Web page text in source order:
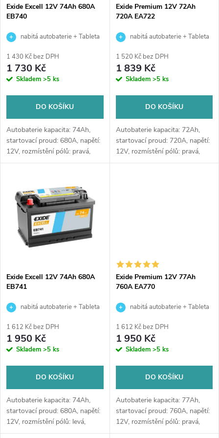
p
r
o
d
u
k
t
ů
p
r
o
d
u
k
ů
Exide Excell 12V 74Ah 680A
EB740
nabitá autobaterie + Tableta
výkup staré baterie při doručení
nebo v prodejně Jinočany
1 430 Kč bez DPH
1 730 Kč
Skladem >5 ks
DO KOŠÍKU
Autobaterie kapacita: 74Ah,
startovací proud: 680A, napětí:
12V, rozmístění pólů: pravá,
rozměry: 278 x 175 x 190,
na...
Exide Premium 12V 72Ah
720A EA722
nabitá autobaterie + Tableta
výkup staré baterie při doručení
nebo v prodejně Jinočany
1 520 Kč bez DPH
1 839 Kč
Skladem >5 ks
DO KOŠÍKU
Autobaterie kapacita: 72Ah,
startovací proud: 720A, napětí:
12V, rozmístění pólů: pravá,
rozměry: 278 x 175 x 175,
Exide Excell 12V 74Ah 680A
EB741
nabitá autobaterie + Tableta
výkup staré baterie při doručení
nebo v prodejně Jinočany
1 612 Kč bez DPH
1 950 Kč
Skladem >5 ks
DO KOŠÍKU
Autobaterie kapacita: 74Ah,
startovací proud: 680A, napětí:
12V, rozmístění pólů: levá,
rozměry: 278 x 175 x 190,
Exide Premium 12V 77Ah
760A EA770
nabitá autobaterie + Tableta
výkup staré baterie při doručení
nebo v prodejně Jinočany
1 612 Kč bez DPH
1 950 Kč
Skladem >5 ks
DO KOŠÍKU
Autobaterie kapacita: 77Ah,
startovací proud: 760A, napětí:
12V, rozmístění pólů: pravá,
rozměry: 278 x 175 x 190,